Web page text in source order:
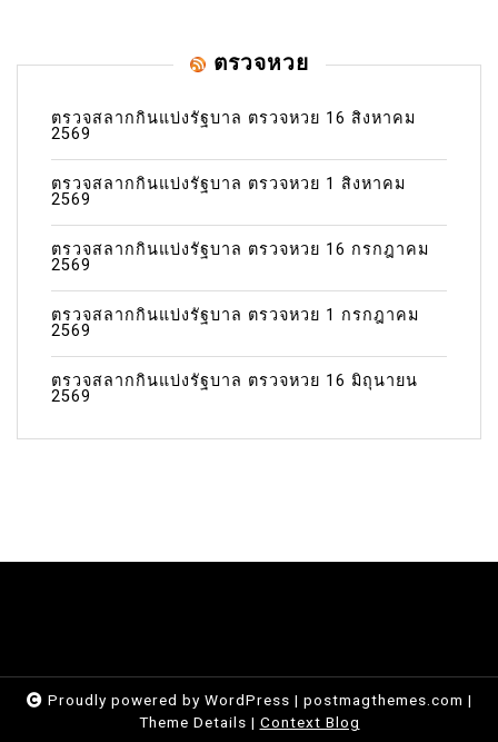
ตรวจหวย
ตรวจสลากกินแบ่งรัฐบาล ตรวจหวย 16 สิงหาคม
2569
ตรวจสลากกินแบ่งรัฐบาล ตรวจหวย 1 สิงหาคม
2569
ตรวจสลากกินแบ่งรัฐบาล ตรวจหวย 16 กรกฎาคม
2569
ตรวจสลากกินแบ่งรัฐบาล ตรวจหวย 1 กรกฎาคม
2569
ตรวจสลากกินแบ่งรัฐบาล ตรวจหวย 16 มิถุนายน
2569
Proudly powered by WordPress | postmagthemes.com |
Theme Details | Context Blog